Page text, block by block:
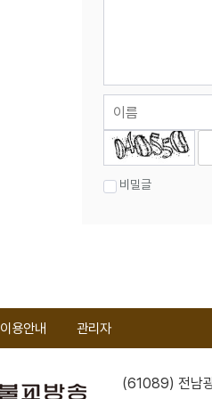
비밀글
이용안내 관리자
(61089) 전남